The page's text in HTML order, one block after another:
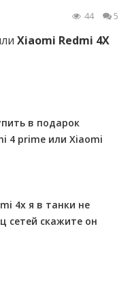
44 5
Xiaomi Redmi 4X
в подарок
4 prime или Xiaomi
4x я в танки не
сетей скажите он